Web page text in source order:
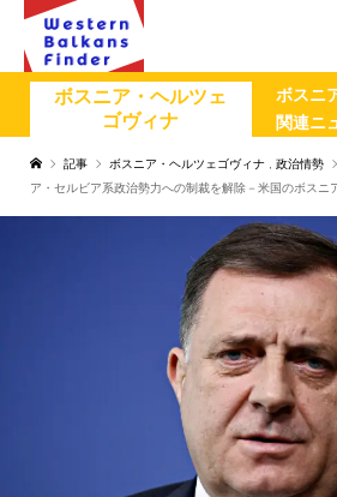
ボスニア・ヘルツェ
ゴヴィナ
ボスニ
関連ニ
記事 ボスニア・ヘルツェゴヴィナ 政治情勢
ア・セルビア系政治勢力への制裁を解除－米国のボスニ